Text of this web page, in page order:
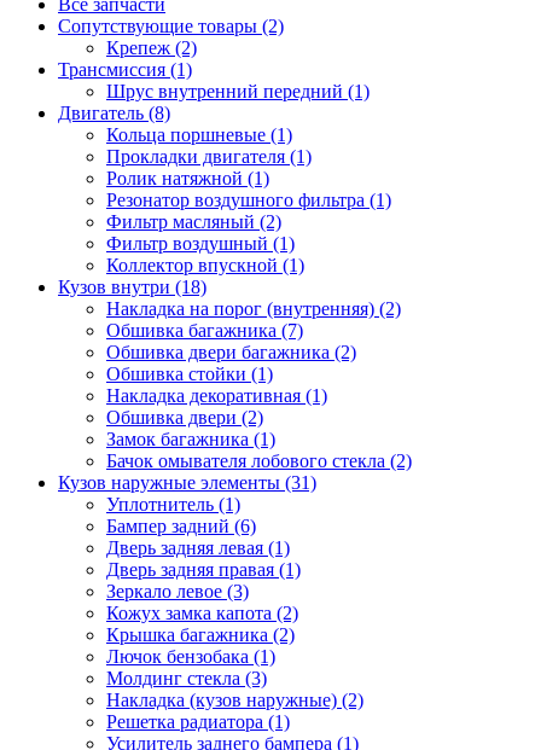
Все запчасти
Сопутствующие товары (2)
Крепеж (2)
Трансмиссия (1)
Шрус внутренний передний (1)
Двигатель (8)
Кольца поршневые (1)
Прокладки двигателя (1)
Ролик натяжной (1)
Резонатор воздушного фильтра (1)
Фильтр масляный (2)
Фильтр воздушный (1)
Коллектор впускной (1)
Кузов внутри (18)
Накладка на порог (внутренняя) (2)
Обшивка багажника (7)
Обшивка двери багажника (2)
Обшивка стойки (1)
Накладка декоративная (1)
Обшивка двери (2)
Замок багажника (1)
Бачок омывателя лобового стекла (2)
Кузов наружные элементы (31)
Уплотнитель (1)
Бампер задний (6)
Дверь задняя левая (1)
Дверь задняя правая (1)
Зеркало левое (3)
Кожух замка капота (2)
Крышка багажника (2)
Лючок бензобака (1)
Молдинг стекла (3)
Накладка (кузов наружные) (2)
Решетка радиатора (1)
Усилитель заднего бампера (1)